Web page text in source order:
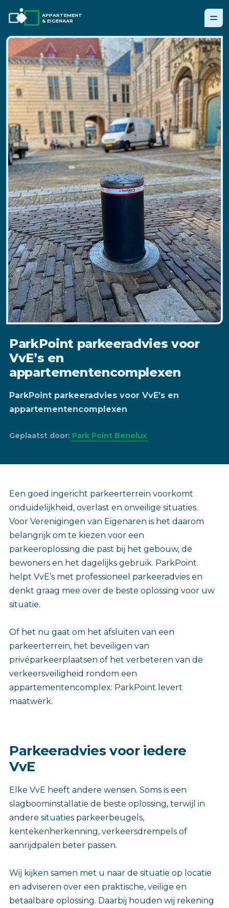
APPARTEMENT
& EIGENAAR
ParkPoint parkeeradvies voor
VvE’s en
appartementencomplexen
ParkPoint parkeeradvies voor VvE’s en
appartementencomplexen
Geplaatst door: Park Point Benelux
Een goed ingericht parkeerterrein voorkomt
onduidelijkheid, overlast en onveilige situaties.
Voor Verenigingen van Eigenaren is het daarom
belangrijk om te kiezen voor een
parkeeroplossing die past bij het gebouw, de
bewoners en het dagelijks gebruik. ParkPoint
helpt VvE’s met professioneel parkeeradvies en
denkt graag mee over de beste oplossing voor uw
situatie.
Of het nu gaat om het afsluiten van een
parkeerterrein, het beveiligen van
privéparkeerplaatsen of het verbeteren van de
verkeersveiligheid rondom een
appartementencomplex: ParkPoint levert
maatwerk.
Parkeeradvies voor iedere
VvE
Elke VvE heeft andere wensen. Soms is een
slagboominstallatie de beste oplossing, terwijl in
andere situaties parkeerbeugels,
kentekenherkenning, verkeersdrempels of
aanrijdpalen beter passen.
Wij kijken samen met u naar de situatie op locatie
en adviseren over een praktische, veilige en
betaalbare oplossing. Daarbij houden wij rekening